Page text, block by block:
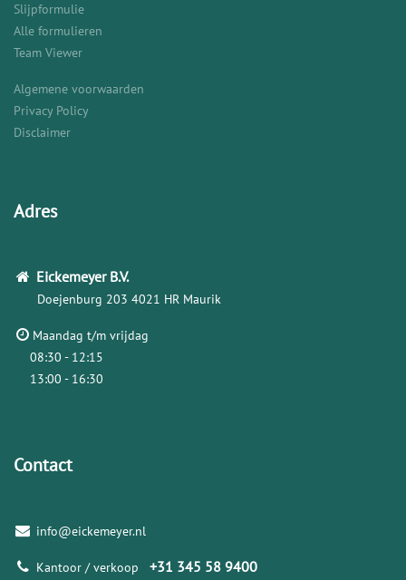
Slijpformulie
Alle formulieren
Team Viewer
Algemene voorwaarden
Privacy Policy
Disclaimer
Adres
Eickemeyer B.V.
Doejenburg 203 4021 HR Maurik
Maandag t/m vrijdag
08:30 - 12:15
13:00 - 16:30
Contact
info@eickemeyer.nl
Kantoor / verkoop +31 345 58 9400